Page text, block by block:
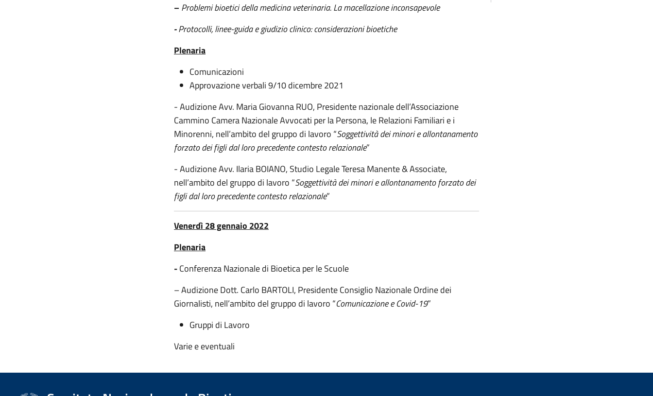
– Problemi bioetici della medicina veterinaria. La macellazione inconsapevole
-Protocolli, linee-guida e giudizio clinico: considerazioni bioetiche
Plenaria
Comunicazioni
Approvazione verbali 9/10 dicembre 2021
- Audizione Avv. Maria Giovanna RUO, Presidente nazionale dell’Associazione
Cammino Camera Nazionale Avvocati per la Persona, le Relazioni Familiari e i
Minorenni, nell’ambito del gruppo di lavoro “Soggettività dei minori e allontanamento
forzato dei figli dal loro precedente contesto relazionale”
- Audizione Avv. Ilaria BOIANO, Studio Legale Teresa Manente & Associate,
nell’ambito del gruppo di lavoro “Soggettività dei minori e allontanamento forzato dei
figli dal loro precedente contesto relazionale”
Venerdì 28 gennaio 2022
Plenaria
-Conferenza Nazionale di Bioetica per le Scuole
– Audizione Dott. Carlo BARTOLI, Presidente Consiglio Nazionale Ordine dei
Giornalisti, nell’ambito del gruppo di lavoro “Comunicazione e Covid-19”
Gruppi di Lavoro
Varie e eventuali